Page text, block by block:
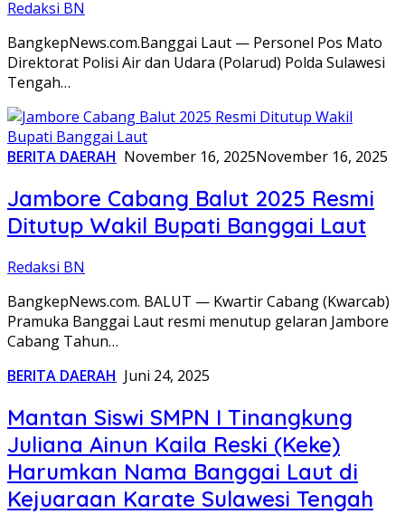
Redaksi BN
BangkepNews.com.Banggai Laut — Personel Pos Mato
Direktorat Polisi Air dan Udara (Polarud) Polda Sulawesi
Tengah…
BERITA DAERAH November 16, 2025November 16, 2025
Jambore Cabang Balut 2025 Resmi
Ditutup Wakil Bupati Banggai Laut
Redaksi BN
BangkepNews.com. BALUT — Kwartir Cabang (Kwarcab)
Pramuka Banggai Laut resmi menutup gelaran Jambore
Cabang Tahun…
BERITA DAERAH Juni 24, 2025
Mantan Siswi SMPN I Tinangkung
Juliana Ainun Kaila Reski (Keke)
Harumkan Nama Banggai Laut di
Kejuaraan Karate Sulawesi Tengah